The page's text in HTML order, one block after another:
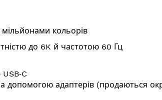
мільйонами кольорів
до 6K й частотою 60 Гц
допомогою адаптерів (продаються